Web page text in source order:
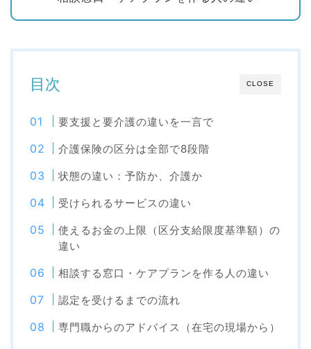
CLOSE
目次
要支援と要介護の違いを一言で
介護保険の区分は全部で8段階
状態の違い：予防か、介護か
受けられるサービスの違い
使えるお金の上限（区分支給限度基準額）の
違い
相談する窓口・ケアプランを作る人の違い
認定を受けるまでの流れ
専門職からのアドバイス（在宅の現場から）